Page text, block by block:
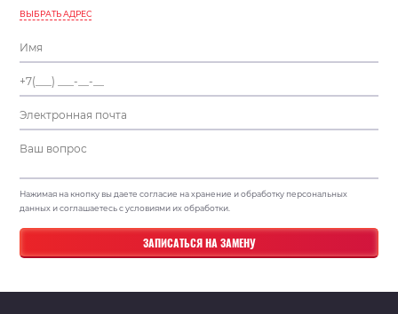
ВЫБРАТЬ АДРЕС
Нажимая на кнопку вы даете согласие на хранение и обработку персональных
данных и соглашаетесь с условиями их обработки.